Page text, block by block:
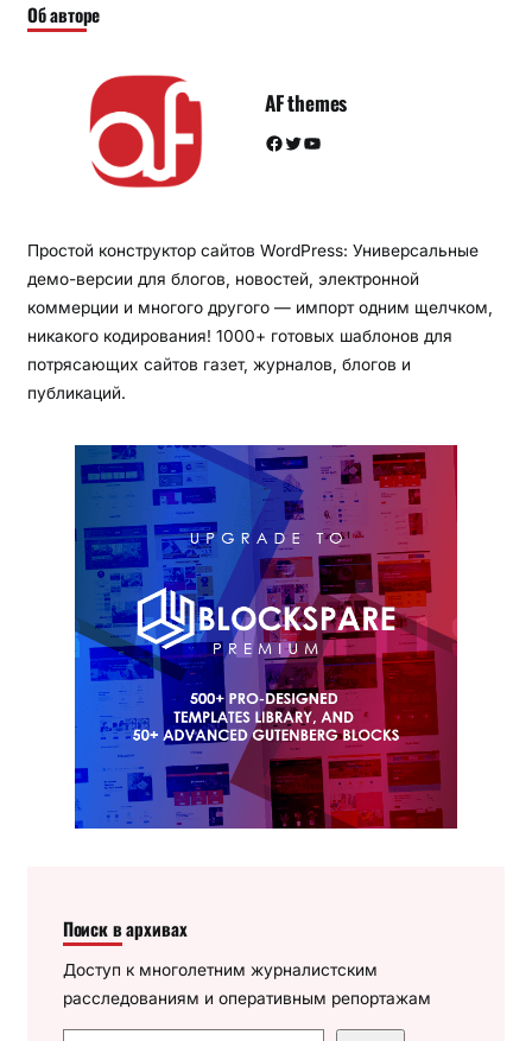
Об авторе
AF themes
Facebook Twitter YouTube
Простой конструктор сайтов WordPress: Универсальные
демо-версии для блогов, новостей, электронной
коммерции и многого другого — импорт одним щелчком,
никакого кодирования! 1000+ готовых шаблонов для
потрясающих сайтов газет, журналов, блогов и
публикаций.
Поиск в архивах
Доступ к многолетним журналистским
расследованиям и оперативным репортажам